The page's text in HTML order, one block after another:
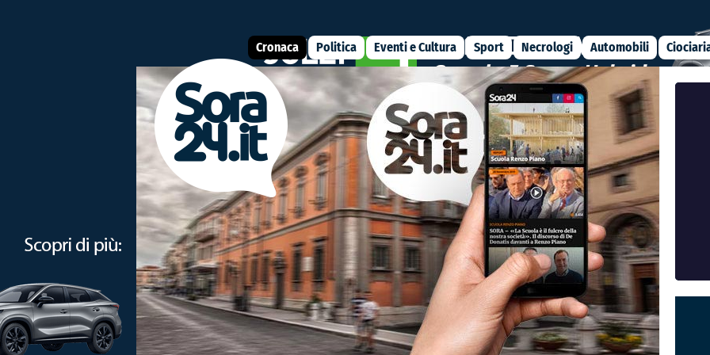
Cronaca Politica Eventi e Cultura Sport Necrologi Automobili